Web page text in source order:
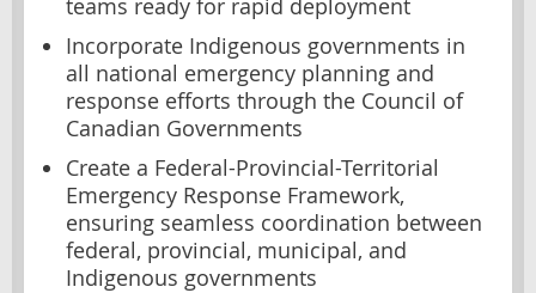
teams ready for rapid deployment
Incorporate Indigenous governments in
all national emergency planning and
response efforts through the Council of
Canadian Governments
Create a Federal-Provincial-Territorial
Emergency Response Framework,
ensuring seamless coordination between
federal, provincial, municipal, and
Indigenous governments